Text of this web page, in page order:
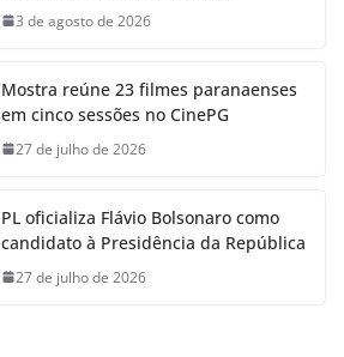
3 de agosto de 2026
Mostra reúne 23 filmes paranaenses
em cinco sessões no CinePG
27 de julho de 2026
PL oficializa Flávio Bolsonaro como
candidato à Presidência da República
27 de julho de 2026